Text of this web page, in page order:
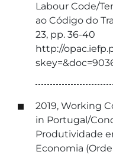
Labour Code/
ao Código do
23, pp. 36-40
http://
2019, Working
in Portugal/
Produtividade
Economia